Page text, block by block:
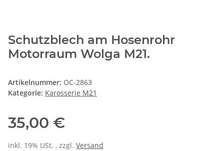
Schutzblech am Hosenrohr
Motorraum Wolga M21.
Artikelnummer: OC-2863
Kategorie: Karosserie M21
35,00 €
inkl. 19% USt. , zzgl. Versand